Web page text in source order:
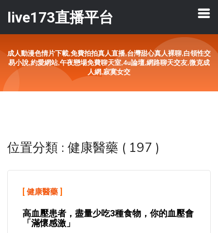
live173直播平台
成人動漫色情片下載,免費拍拍真人直播,台灣甜心真人裸聊,白領性交
易小說,約愛網站,午夜戀場免費聊天室,4u論壇,網路聊天交友,微克成
人網,寂寞女交
位置分類 : 健康醫藥 ( 197 )
[ 健康醫藥 ]
高血壓患者，盡量少吃3種食物，你的血壓會
「滿懷感激」